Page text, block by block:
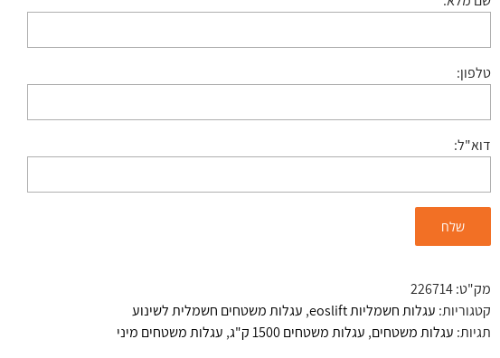
טלפון:
דוא"ל:
מק"ט:226714
קטגוריות: עגלות חשמליות eoslift , עגלות משטחים חשמלית לשינוע
תגיות: עגלות משטחים, עגלות משטחים 1500 ק"ג , עגלות משטחים מיני